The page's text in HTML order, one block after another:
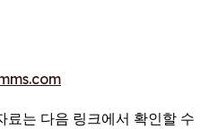
료는 다음 링크에서 확인할 수